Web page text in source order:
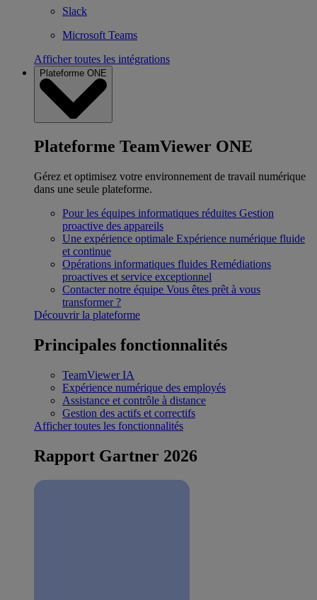
Slack
Microsoft Teams
Afficher toutes les intégrations
Plateforme ONE
Plateforme TeamViewer ONE
Gérez et optimisez votre environnement de travail numérique
dans une seule plateforme.
Pour les équipes informatiques réduites Gestion
proactive des appareils
Une expérience optimale Expérience numérique fluide
et continue
Opérations informatiques fluides Remédiations
proactives et service exceptionnel
Contacter notre équipe Vous êtes prêt à vous
transformer ?
Découvrir la plateforme
Principales fonctionnalités
TeamViewer IA
Expérience numérique des employés
Assistance et contrôle à distance
Gestion des actifs et correctifs
Afficher toutes les fonctionnalités
Rapport Gartner 2026